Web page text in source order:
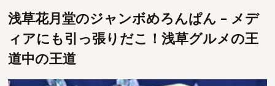
浅草花月堂のジャンボめろんぱん – メデ
ィアにも引っ張りだこ！浅草グルメの王
道中の王道